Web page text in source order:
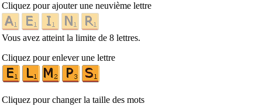
Cliquez pour ajouter une neuvième lettre
Vous avez atteint la limite de 8 lettres.
Cliquez pour enlever une lettre
Cliquez pour changer la taille des mots